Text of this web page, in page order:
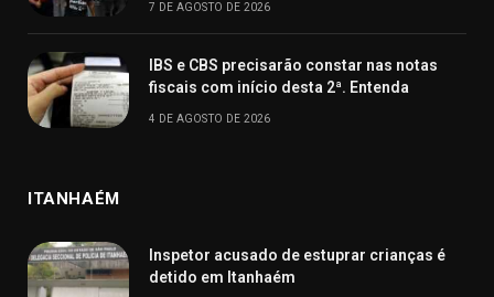
7 DE AGOSTO DE 2026
IBS e CBS precisarão constar nas notas
fiscais com início desta 2ª. Entenda
4 DE AGOSTO DE 2026
ITANHAÉM
Inspetor acusado de estuprar crianças é
detido em Itanhaém